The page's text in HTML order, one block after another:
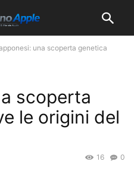
una scoperta genetica
scoperta
le origini del
0
16